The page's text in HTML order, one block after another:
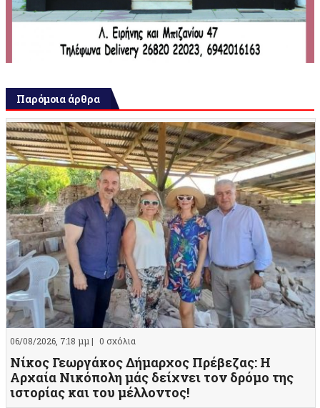
Παρόμοια άρθρα
06/08/2026, 7:18 μμ | 0 σχόλια
Νίκος Γεωργάκος Δήμαρχος Πρέβεζας: Η
Αρχαία Νικόπολη μάς δείχνει τον δρόμο της
ιστορίας και του μέλλοντος!